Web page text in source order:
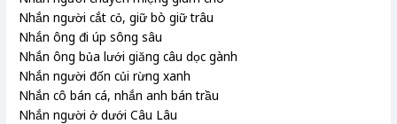
Nhắn người cắt cỏ, giữ bò giữ trâu
Nhắn ông đi úp sông sâu
Nhắn ông bủa lưới giăng câu dọc gành
Nhắn người đốn củi rừng xanh
Nhắn cô bán cá, nhắn anh bán trầu
Nhắn người ở dưới Câu Lâu